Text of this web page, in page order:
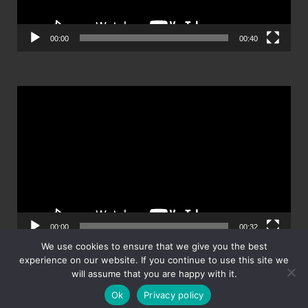
00:00 00:40
00:00 00:32
WordPressandHitMag.
We use cookies to ensure that we give you the best
experience on our website. If you continue to use this site we
will assume that you are happy with it.
Ok
Privacy policy